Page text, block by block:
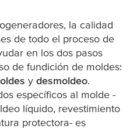
la calidad
de todo el proceso de
en los dos pasos
de fundición de moldes:
y desmoldeo.
específicos al molde -
líquido, revestimiento
protectora- es